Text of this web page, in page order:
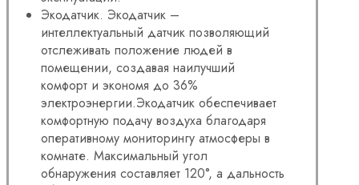
Экодатчик. Экодатчик –
интеллектуальный датчик позволяющий
отслеживать положение людей в
помещении, создавая наилучший
комфорт и экономя до 36%
электроэнергии.Экодатчик обеспечивает
комфортную подачу воздуха благодаря
оперативному мониторингу атмосферы в
комнате. Максимальный угол
обнаружения составляет 120°, а дальность